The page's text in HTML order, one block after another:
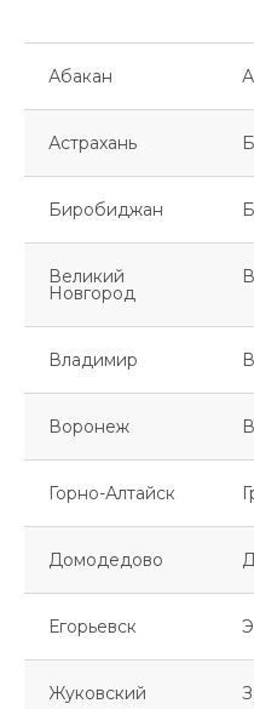
Абакан
Астрахань
Биробиджан
Великий
Новгород
Владимир
Воронеж
Горно-Алтайск
Домодедово
Егорьевск
Жуковский